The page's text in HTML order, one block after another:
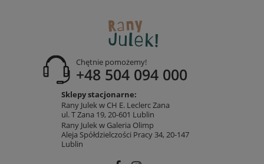
Chętnie pomożemy!
+48 504 094 000
Sklepy stacjonarne:
Rany Julek w CH E. Leclerc Zana
ul. T Zana 19, 20-601 Lublin
Rany Julek w Galeria Olimp
Aleja Spółdzielczości Pracy 34, 20-147
Lublin